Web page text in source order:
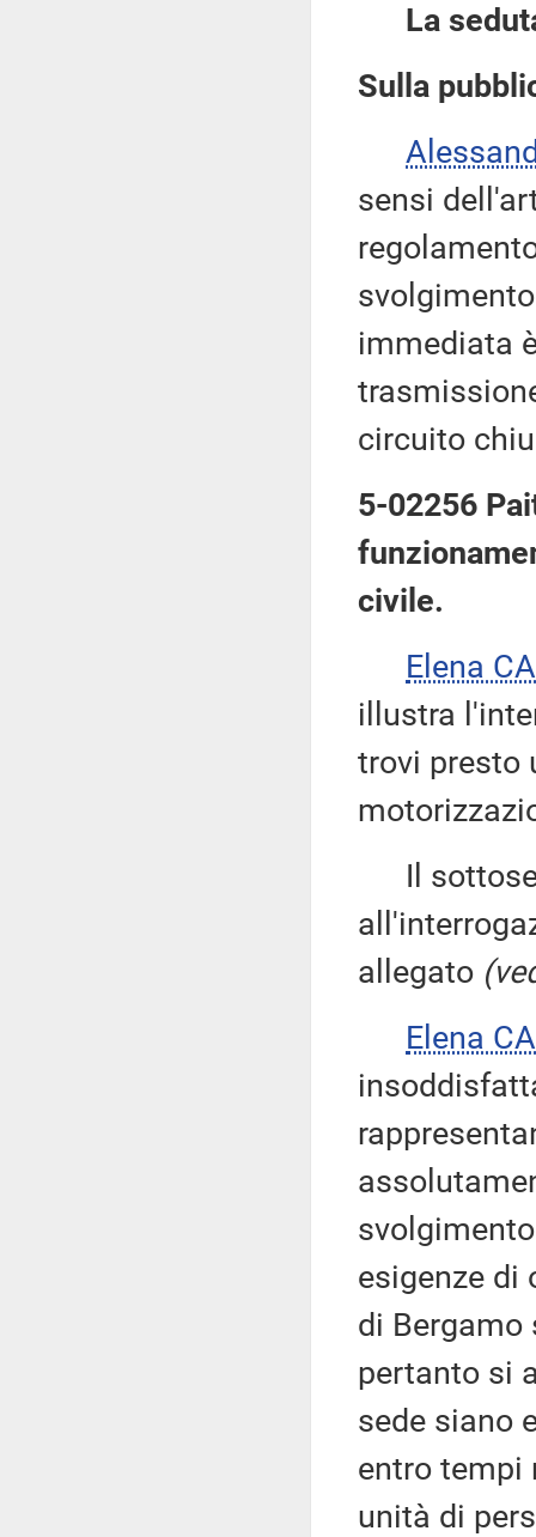
La
Sulla
sensi
immediata
circuito
5-02256
civile.
Elena
illustra
trovi presto
Il
allegato
Elena
esigenze di
di Bergamo
pertanto si
sede siano
entro tempi
unità di